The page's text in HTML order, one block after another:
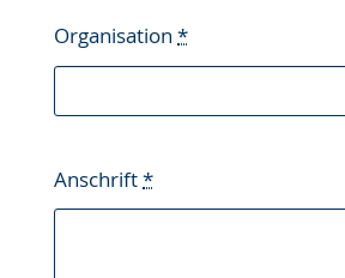
Organisation *
Anschrift*